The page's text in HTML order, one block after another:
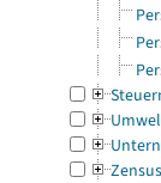
Zensus